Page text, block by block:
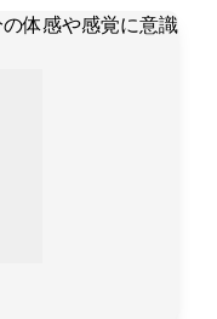
シェアしてます h